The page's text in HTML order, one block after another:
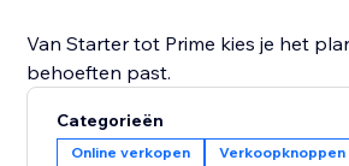
Van Starter tot Prime kies je het
behoeften past.
Categorieën
Online verkopen Verkoopknoppen